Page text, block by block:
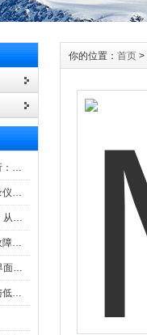
无线温度记录仪校准规范解析：从多点比对到不确定度评定的实操流程
报警功能详解：无线温度记录仪的阈值设定与通知机制
GL240温度记录仪操作指南：从开箱、接线到数据导出的标准化流程
无线温度记录仪常见的通信故障诊断与排除指南
GL980电压温度记录仪软件界面功能与使用技巧
日本图技记录仪的电池续航与低功耗模式适用场景分析
你的位置： 首页 >